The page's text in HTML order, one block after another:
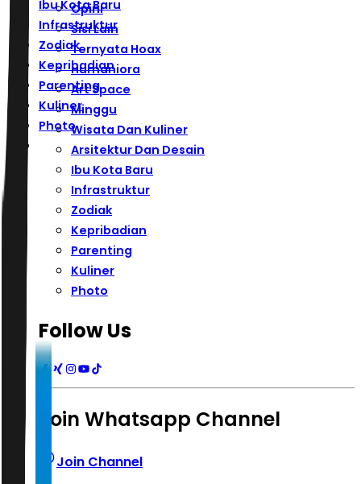
Ibu Kota Baru
Infrastruktur
Zodiak
Kepribadian
Parenting
Kuliner
Photo
Opini
Sisi Lain
Ternyata Hoax
Humaniora
Art Space
Minggu
Wisata Dan Kuliner
Arsitektur Dan Desain
Ibu Kota Baru
Infrastruktur
Zodiak
Kepribadian
Parenting
Kuliner
Photo
Follow Us
Join Whatsapp Channel
Join Channel